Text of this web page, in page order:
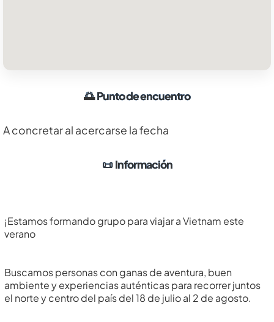
🌅Punto de encuentro
A concretar al acercarse la fecha
📜Información
¡Estamos formando grupo para viajar a Vietnam este
verano
Buscamos personas con ganas de aventura, buen
ambiente y experiencias auténticas para recorrer juntos
el norte y centro del país del 18 de julio al 2 de agosto.